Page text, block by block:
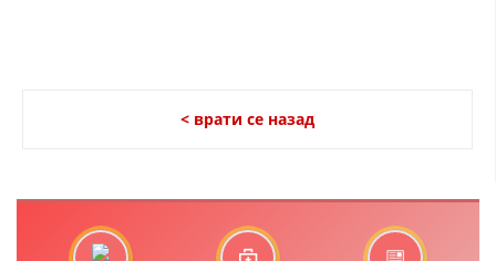
ПРОЕКТИ – ПОДГОТВЕНОСТ И ДЕЈСТВУВАЊЕ ПРИ КАТАСТРОФИ
МЕЃУНАРОДНА СОРАБОТКА
< врати се назад